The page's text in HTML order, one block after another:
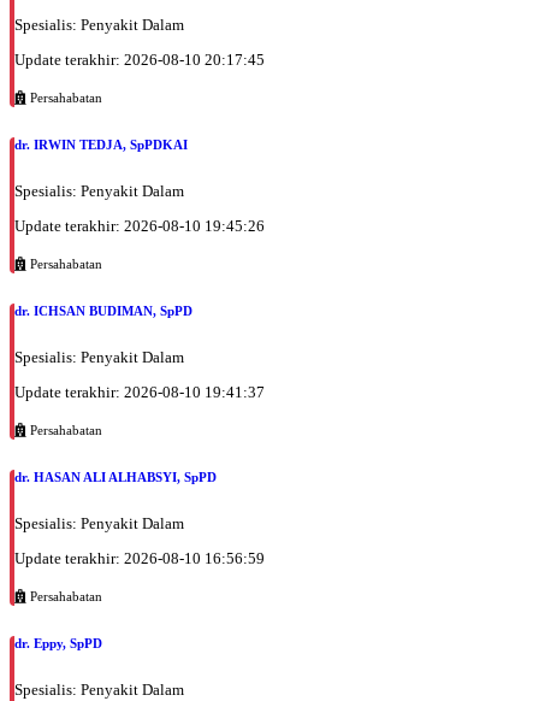
Spesialis: Penyakit Dalam
Update terakhir: 2026-08-10 20:17:45
Persahabatan
dr. IRWIN TEDJA, SpPDKAI
Spesialis: Penyakit Dalam
Update terakhir: 2026-08-10 19:45:26
Persahabatan
dr. ICHSAN BUDIMAN, SpPD
Spesialis: Penyakit Dalam
Update terakhir: 2026-08-10 19:41:37
Persahabatan
dr. HASAN ALI ALHABSYI, SpPD
Spesialis: Penyakit Dalam
Update terakhir: 2026-08-10 16:56:59
Persahabatan
dr. Eppy, SpPD
Spesialis: Penyakit Dalam